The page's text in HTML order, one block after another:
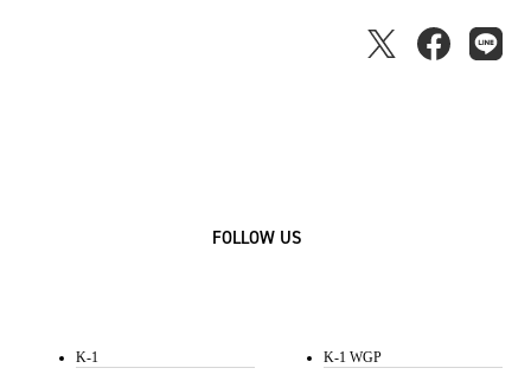
FOLLOW US
K-1 K-1 WGP